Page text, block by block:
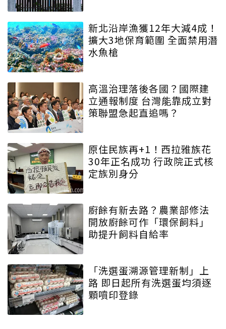
新北沿岸漁獲12年大減4成！
擴大3地保育範圍 全面禁用潛
水魚槍
高溫治理落後各國？國際建
立通報制度 台灣能靠成立對
策聯盟急起直追嗎？
原住民族再+1！西拉雅族花
30年正名成功 行政院正式核
定族別身分
廚餘有新去路？農業部修法
開放廚餘可作「環保飼料」
助提升飼料自給率
「洗選蛋溯源管理新制」上
路 即日起所有洗選蛋均須逐
顆噴印登錄